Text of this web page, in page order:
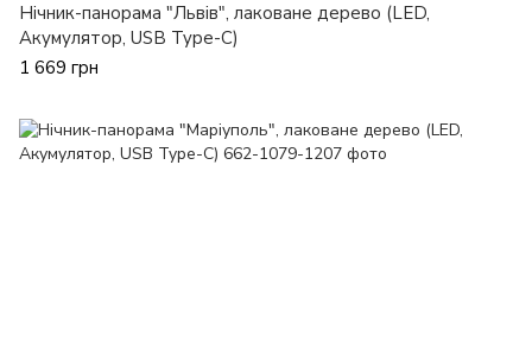
Нічник-панорама "Львів", лаковане дерево (LED,
Акумулятор, USB Type-C)
1 669 грн